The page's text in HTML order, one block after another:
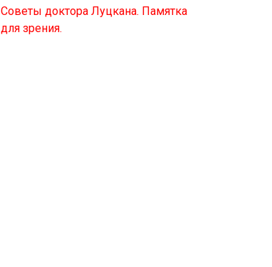
Советы доктора Луцкана. Памятка
для зрения.